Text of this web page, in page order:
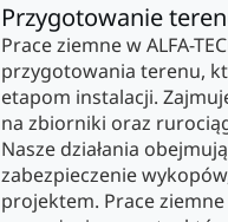
Przygotowanie
Prace ziemne w ALFA-
przygotowania terenu,
etapom instalacji.
na zbiorniki oraz
Nasze działania
zabezpieczenie
projektem. Prace